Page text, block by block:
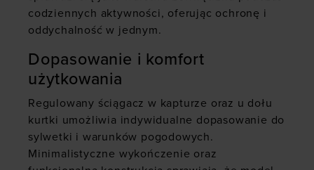
codziennych aktywności, oferując ochronę i
oddychalność w jednym.
Dopasowanie i komfort
użytkowania
Regulowany ściągacz w kapturze oraz u dołu
kurtki umożliwia indywidualne dopasowanie do
sylwetki i warunków pogodowych.
Minimalistyczne wykończenie oraz